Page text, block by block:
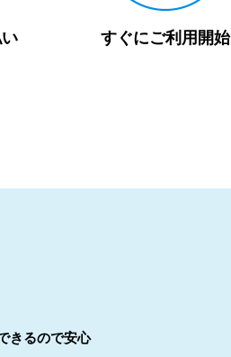
すぐにご利用開始
きるので安心